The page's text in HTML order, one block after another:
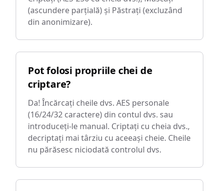
(ascundere parțială) și Păstrați (excluzând
din anonimizare).
Pot folosi propriile chei de
criptare?
Da! Încărcați cheile dvs. AES personale
(16/24/32 caractere) din contul dvs. sau
introduceți-le manual. Criptați cu cheia dvs.,
decriptați mai târziu cu aceeași cheie. Cheile
nu părăsesc niciodată controlul dvs.